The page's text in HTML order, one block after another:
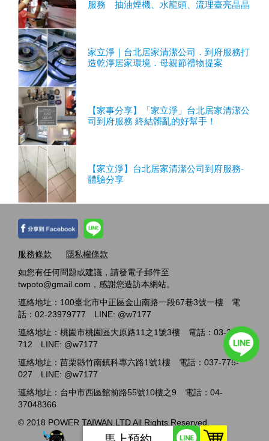
服務 抽油煙機、水龍頭、流理臺亮晶晶
家立淨｜台北居家清潔公司．到府服務打
造乾淨居家環境．母親節禮物提案
【家事分享】「家立淨」台北居家清潔公
司到府服務 終結髒亂的好幫手！
【家立淨】台北居家清潔公司到府服務-
體驗分享
服務條款
隱私權條款
如您有任何問題或建議，請發電子郵件至
twpoto@gmail.com，感謝您造訪本網站。
連絡地址：100臺北市中正區金山南路一段67巷3號一樓 電
話：02-23979777 LINE: @w7177
連絡地址：桃園市桃園區大原路11之1號3樓 電話：03-2717-
712 LINE: @w7177
連絡地址：苗栗縣竹南鎮科專六路1號1樓 電話：037-775-
027 LINE: @w7177
連絡地址：台中市西區館前路55號10樓之9 電話：04-
37048366
© 2018 POWER TAIWAN LTD All Rights Reserved.